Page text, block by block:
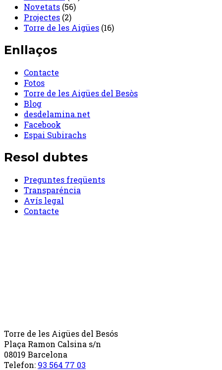
Novetats (56)
Projectes (2)
Torre de les Aigües (16)
Enllaços
Contacte
Fotos
Torre de les Aigües del Besòs
Blog
desdelamina.net
Facebook
Espai Subirachs
Resol dubtes
Preguntes freqüents
Transparéncia
Avís legal
Contacte
Torre de les Aigües del Besós
Plaça Ramon Calsina s/n
08019 Barcelona
Telefon: 93 564 77 03